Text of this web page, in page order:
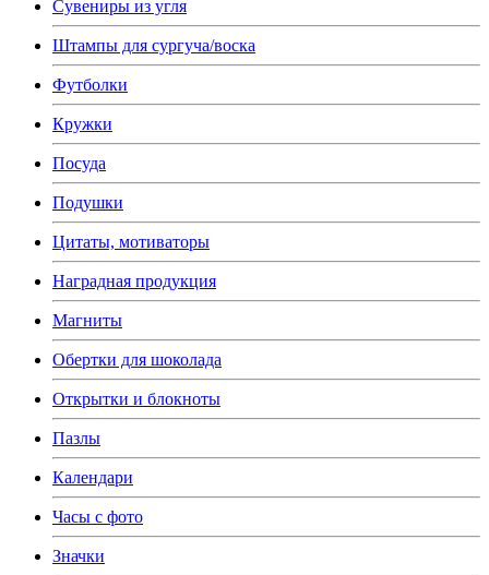
Сувениры из угля
Штампы для сургуча/воска
Футболки
Кружки
Посуда
Подушки
Цитаты, мотиваторы
Наградная продукция
Магниты
Обертки для шоколада
Открытки и блокноты
Пазлы
Календари
Часы с фото
Значки